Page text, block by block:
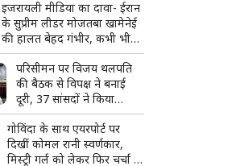
इजरायली मीडिया का दावा- ईरान
के सुप्रीम लीडर मोजतबा खामेनेई
की हालत बेहद गंभीर, कभी भी
आ सकती है मौत की खबर
परिसीमन पर विजय थलपति
की बैठक से विपक्ष ने बनाई
दूरी, 37 सांसदों ने किया
बहिष्कार
गोविंदा के साथ एयरपोर्ट पर
दिखीं कोमल रानी स्वर्णकार,
मिस्ट्री गर्ल को लेकर फिर चर्चा में